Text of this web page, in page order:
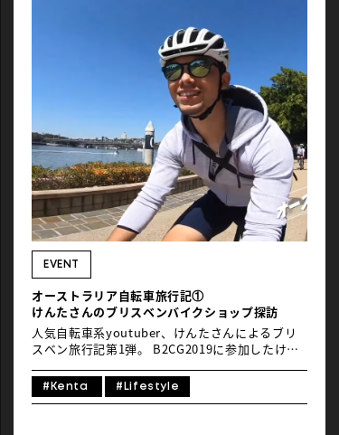
EVENT
オーストラリア自転車旅行記①
けんたさんのブリスベンバイクショップ探訪
人気自転車系youtuber、けんたさんによるブリ
スベン旅行記第1弾。 B2CG2019に参加したけん
た。 今回は現地のバイクショップ巡りからホテル
チェックインまでをご紹介。
#Kenta #Lifestyle